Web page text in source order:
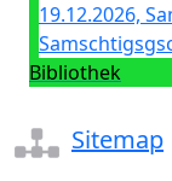
19.12.2026,
Bibliothek
Sitemap